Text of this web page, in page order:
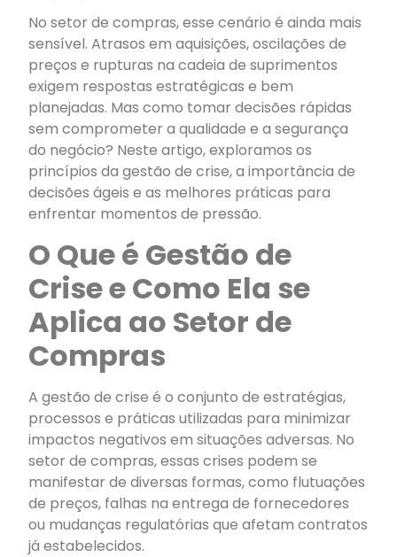
No setor de compras, esse cenário é ainda mais
sensível. Atrasos em aquisições, oscilações de
preços e rupturas na cadeia de suprimentos
exigem respostas estratégicas e bem
planejadas. Mas como tomar decisões rápidas
sem comprometer a qualidade e a segurança
do negócio? Neste artigo, exploramos os
princípios da gestão de crise, a importância de
decisões ágeis e as melhores práticas para
enfrentar momentos de pressão.
O Que é Gestão de
Crise e Como Ela se
Aplica ao Setor de
Compras
A gestão de crise é o conjunto de estratégias,
processos e práticas utilizadas para minimizar
impactos negativos em situações adversas. No
setor de compras, essas crises podem se
manifestar de diversas formas, como flutuações
de preços, falhas na entrega de fornecedores
ou mudanças regulatórias que afetam contratos
já estabelecidos.